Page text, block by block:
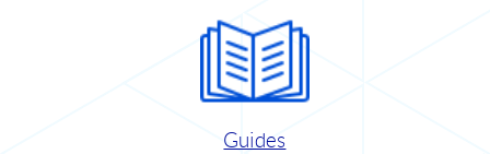
Guides